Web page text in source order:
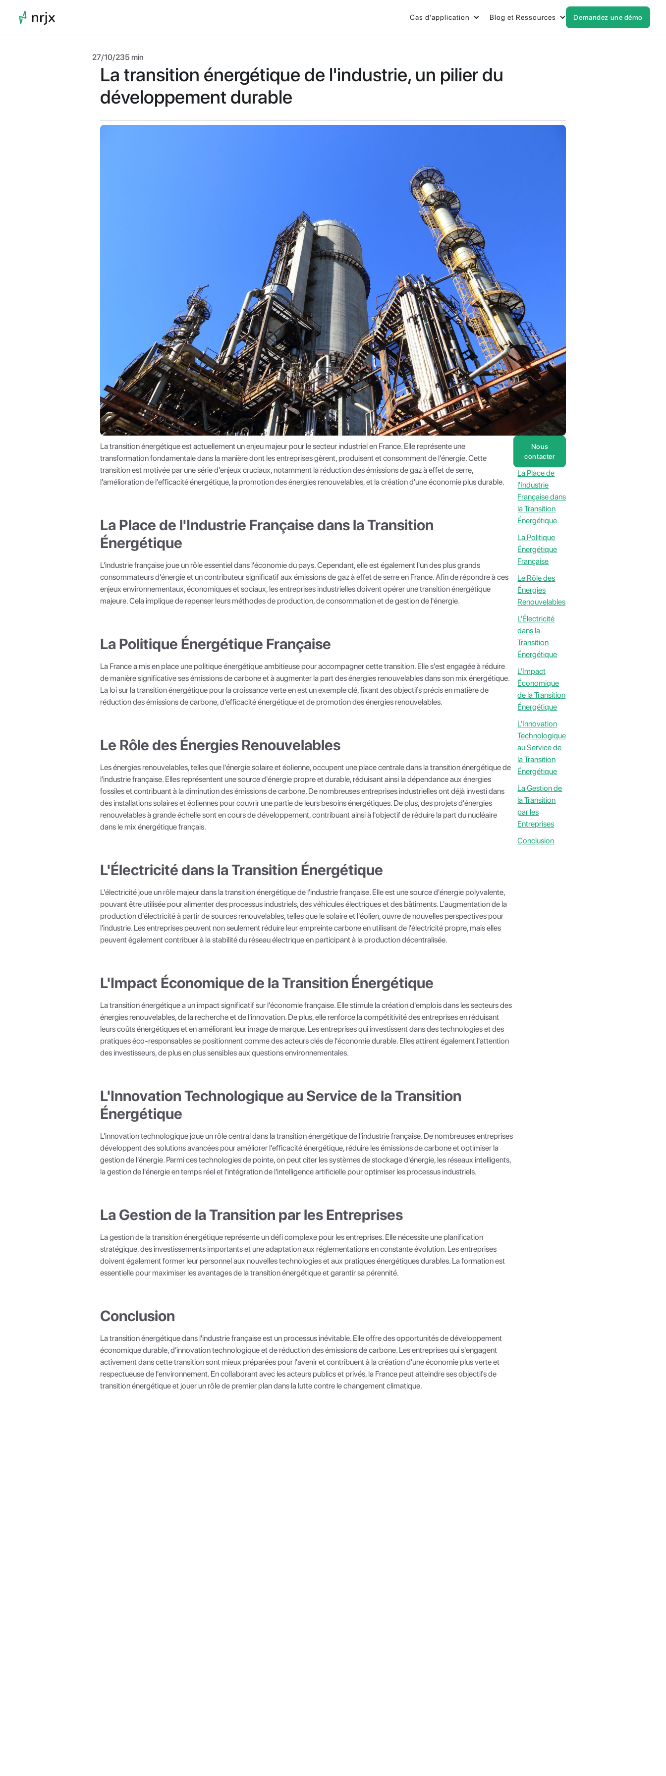
Cas d'application Blog et Ressources Demandez une démo
27/10/235 min
La transition énergétique de l'industrie, un pilier du
développement durable
La transition énergétique est actuellement un enjeu majeur pour le secteur industriel en France. Elle représente une
transformation fondamentale dans la manière dont les entreprises gèrent, produisent et consomment de l'énergie. Cette
transition est motivée par une série d'enjeux cruciaux, notamment la réduction des émissions de gaz à effet de serre,
l'amélioration de l'efficacité énergétique, la promotion des énergies renouvelables, et la création d'une économie plus durable.
La Place de l'Industrie Française dans la Transition
Énergétique
L'industrie française joue un rôle essentiel dans l'économie du pays. Cependant, elle est également l'un des plus grands
consommateurs d'énergie et un contributeur significatif aux émissions de gaz à effet de serre en France. Afin de répondre à ces
enjeux environnementaux, économiques et sociaux, les entreprises industrielles doivent opérer une transition énergétique
majeure. Cela implique de repenser leurs méthodes de production, de consommation et de gestion de l'énergie.
La Politique Énergétique Française
La France a mis en place une politique énergétique ambitieuse pour accompagner cette transition. Elle s'est engagée à réduire
de manière significative ses émissions de carbone et à augmenter la part des énergies renouvelables dans son mix énergétique.
La loi sur la transition énergétique pour la croissance verte en est un exemple clé, fixant des objectifs précis en matière de
réduction des émissions de carbone, d'efficacité énergétique et de promotion des énergies renouvelables.
Le Rôle des Énergies Renouvelables
Les énergies renouvelables, telles que l'énergie solaire et éolienne, occupent une place centrale dans la transition énergétique de
l'industrie française. Elles représentent une source d'énergie propre et durable, réduisant ainsi la dépendance aux énergies
fossiles et contribuant à la diminution des émissions de carbone. De nombreuses entreprises industrielles ont déjà investi dans
des installations solaires et éoliennes pour couvrir une partie de leurs besoins énergétiques. De plus, des projets d'énergies
renouvelables à grande échelle sont en cours de développement, contribuant ainsi à l'objectif de réduire la part du nucléaire
dans le mix énergétique français.
L'Électricité dans la Transition Énergétique
L'électricité joue un rôle majeur dans la transition énergétique de l'industrie française. Elle est une source d'énergie polyvalente,
pouvant être utilisée pour alimenter des processus industriels, des véhicules électriques et des bâtiments. L'augmentation de la
production d'électricité à partir de sources renouvelables, telles que le solaire et l'éolien, ouvre de nouvelles perspectives pour
l'industrie. Les entreprises peuvent non seulement réduire leur empreinte carbone en utilisant de l'électricité propre, mais elles
peuvent également contribuer à la stabilité du réseau électrique en participant à la production décentralisée.
L'Impact Économique de la Transition Énergétique
La transition énergétique a un impact significatif sur l'économie française. Elle stimule la création d'emplois dans les secteurs des
énergies renouvelables, de la recherche et de l'innovation. De plus, elle renforce la compétitivité des entreprises en réduisant
leurs coûts énergétiques et en améliorant leur image de marque. Les entreprises qui investissent dans des technologies et des
pratiques éco-responsables se positionnent comme des acteurs clés de l'économie durable. Elles attirent également l'attention
des investisseurs, de plus en plus sensibles aux questions environnementales.
L'Innovation Technologique au Service de la Transition
Énergétique
L'innovation technologique joue un rôle central dans la transition énergétique de l'industrie française. De nombreuses entreprises
développent des solutions avancées pour améliorer l'efficacité énergétique, réduire les émissions de carbone et optimiser la
gestion de l'énergie. Parmi ces technologies de pointe, on peut citer les systèmes de stockage d'énergie, les réseaux intelligents,
la gestion de l'énergie en temps réel et l'intégration de l'intelligence artificielle pour optimiser les processus industriels.
La Gestion de la Transition par les Entreprises
La gestion de la transition énergétique représente un défi complexe pour les entreprises. Elle nécessite une planification
stratégique, des investissements importants et une adaptation aux réglementations en constante évolution. Les entreprises
doivent également former leur personnel aux nouvelles technologies et aux pratiques énergétiques durables. La formation est
essentielle pour maximiser les avantages de la transition énergétique et garantir sa pérennité.
Conclusion
La transition énergétique dans l'industrie française est un processus inévitable. Elle offre des opportunités de développement
économique durable, d'innovation technologique et de réduction des émissions de carbone. Les entreprises qui s'engagent
activement dans cette transition sont mieux préparées pour l'avenir et contribuent à la création d'une économie plus verte et
respectueuse de l'environnement. En collaborant avec les acteurs publics et privés, la France peut atteindre ses objectifs de
transition énergétique et jouer un rôle de premier plan dans la lutte contre le changement climatique.
Nous
contacter
La Place de
l'Industrie
Française dans
la Transition
Énergétique
La Politique
Énergétique
Française
Le Rôle des
Énergies
Renouvelables
L'Électricité
dans la
Transition
Énergétique
L'Impact
Économique
de la Transition
Énergétique
L'Innovation
Technologique
au Service de
la Transition
Énergétique
La Gestion de
la Transition
par les
Entreprises
Conclusion